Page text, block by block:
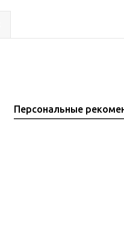
Персональные